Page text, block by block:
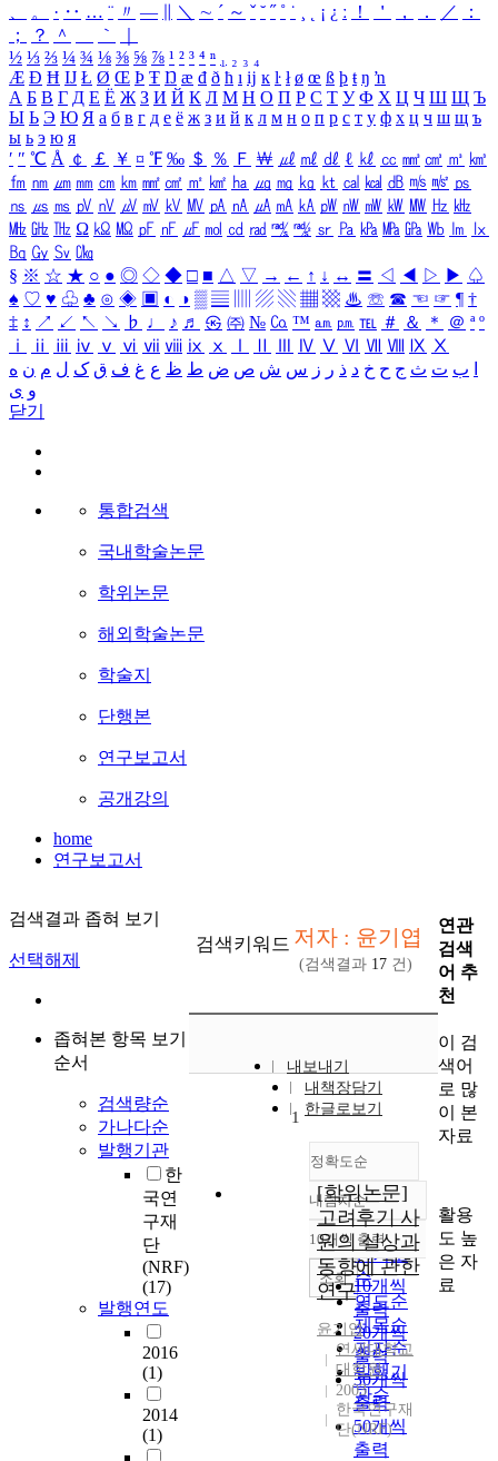
、
。 · ‥ … ¨ 〃 ― ＼ ∼ ´ ～ ˇ ˘ ˝ ˚ ˙ ¸ ¡ ¿ ː ！ ＇ ， ． ／
：
；
？ ＾ ｀
½ ⅓ ⅔ ¼ ¾ ⅛ ⅜ ⅝ ⅞ ¹ ² ³ ⁴ ⁿ ₁ ₂ ₃ ₄
Æ Ð Ħ Ĳ Ł Ø Œ Þ Ŧ Ŋ æ đ ð ħ ı ĳ ĸ ŀ ł ø œ ß þ ŧ ŋ ŉ
А Б В Г Д Е Ё Ж З И Й К Л М Н О П Р С Т У Ф Х Ц Ч Ш Щ Ъ
Ы Ь Э Ю Я а б в г д е ё ж з и й к л м н о п р с т у ф х ц ч ш щ ъ
ы ь э ю я
′ ″ ℃ Å ￠ ￡ ￥ ¤ ℉ ‰ ＄ ％ Ｆ ￦ ㎕ ㎖ ㎗ ℓ ㎘ ㏄ ㎣ ㎤ ㎥ ㎦
㎙ ㎚ ㎛ ㎜ ㎝ ㎞ ㎟ ㎠ ㎡ ㎢ ㏊ ㎍ ㎎ ㎏ ㏏ ㎈ ㎉ ㏈ ㎧ ㎨ ㎰
㎱ ㎲ ㎳ ㎴ ㎵ ㎶ ㎷ ㎸ ㎹ ㎀ ㎁ ㎂ ㎃ ㎄ ㎺ ㎻ ㎽ ㎾ ㎿ ㎐ ㎑
㎒ ㎓ ㎔ Ω ㏀ ㏁ ㎊ ㎋ ㎌ ㏖ ㏅ ㎭ ㎮ ㎯ ㏛ ㎩ ㎪ ㎫ ㎬ ㏝ ㏐
㏓
㏃ ㏉ ㏜ ㏆
§ ※ ☆ ★ ○ ● ◎ ◇ ◆ □ ■ △ ▽ → ← ↑ ↓ ↔ 〓 ◁ ◀ ▷ ▶ ♤
♠ ♡ ♥ ♧ ♣ ⊙ ◈ ▣ ◐ ◑ ▒ ▤ ▨ ▧ ▦ ▩ ♨ ☏ ☎ ☜ ☞ ¶ †
‡ ↕ ↗ ↙ ↖ ↘ ♭ ♩ ♪ ♬ ㉿ ㈜ № ㏇ ™ ㏂ ㏘ ℡ ＃ ＆ ＊ ＠ ª º
ⅰ
ⅱ ⅲ ⅳ ⅴ ⅵ ⅶ ⅷ ⅸ ⅹ Ⅳ Ⅴ Ⅵ Ⅶ Ⅷ Ⅸ Ⅹ
ب ت ث ج ح خ د ذ ر ز س ش ص ض ط ظ ع غ ف ق ک ل م ن ه
و ی
닫기
통합검색
국내학술논문
학위논문
해외학술논문
학술지
단행본
연구보고서
공개강의
home
연구보고서
검색결과 좁혀 보기
선택해제
좁혀본 항목 보기
순서
검색량순
가나다순
발행기관
한
국연
구재
단
(NRF)
(17)
발행연도
2016
(1)
2014
(1)
검색키워드 저자 : 윤기엽
(검색결과 17 건)
내보내기
내책장담기
한글로보기
정확도순
정확도
순
인기도
순
연도순
제목순
저자순
발행기
관순
내림차순
내림차순
10개씩 출력
10개씩
출력
20개씩
출력
30개씩
출력
50개씩
출력
조회
1
[학위논문]
고려후기 사
원의 실상과
동향에 관한
연구
윤기엽
연세대학교
대학원
2003
한국연구재
단(NRF)
연관
검색
어 추
천
이 검
색어
로 많
이 본
자료
활용
도 높
은 자
료